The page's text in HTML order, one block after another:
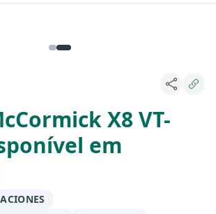
X8 VT-
em